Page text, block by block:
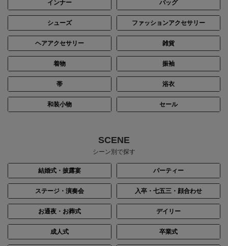
インナー バッグ
シューズ ファッションアクセサリー
ヘアアクセサリー 雑貨
着物 振袖
帯 浴衣
和装小物 セール
SCENE
シーン別で探す
結婚式・披露宴 パーティー
ステージ・演奏会 入卒・七五三・顔合わせ
お通夜・お葬式 デイリー
成人式 卒業式